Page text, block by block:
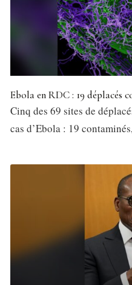
Ebola en RDC : 19 déplacés
Cinq des 69 sites de
cas d’Ebola : 19